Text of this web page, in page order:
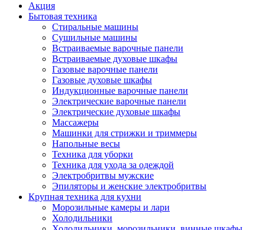
Акция
Бытовая техника
Стиральные машины
Сушильные машины
Встраиваемые варочные панели
Встраиваемые духовые шкафы
Газовые варочные панели
Газовые духовые шкафы
Индукционные варочные панели
Электрические варочные панели
Электрические духовые шкафы
Массажеры
Машинки для стрижки и триммеры
Напольные весы
Техника для уборки
Техника для ухода за одеждой
Электробритвы мужские
Эпиляторы и женские электробритвы
Крупная техника для кухни
Морозильные камеры и лари
Холодильники